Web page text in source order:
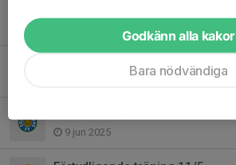
Inställd träning 15/6
9 jun 2025
Godkänn alla kakor
Bara nödvändiga